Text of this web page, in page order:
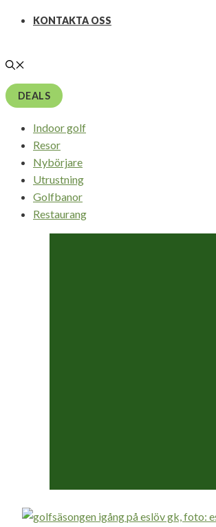
KONTAKTA OSS
DEALS
Indoor golf
Resor
Nybörjare
Utrustning
Golfbanor
Restaurang